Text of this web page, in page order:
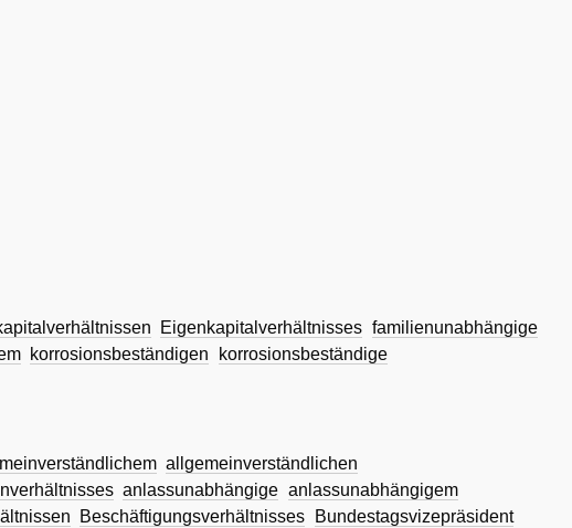
Eigenkapitalverhältnisses familienunabhängige
korrosionsbeständigen
korrosionsbeständige
allgemeinverständlichen
anlassunabhängige anlassunabhängigem
Beschäftigungsverhältnisses
Bundestagsvizepräsident